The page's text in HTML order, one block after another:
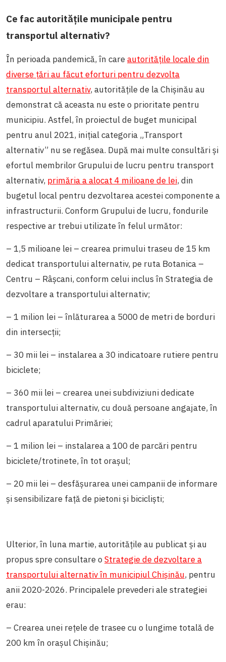
Ce fac autoritățile municipale pentru
transportul alternativ?
În perioada pandemică, în careautoritățile locale din
diverse țări au făcut eforturi pentru dezvolta
transportul alternativ, autoritățile de la Chișinău au
demonstrat că aceasta nu este o prioritate pentru
municipiu. Astfel, în proiectul de buget municipal
pentru anul 2021, inițial categoria „Transport
alternativ” nu se regăsea. După mai multe consultări și
efortul membrilor Grupului de lucru pentru transport
alternativ, primăria a alocat 4 milioane de lei, din
bugetul local pentru dezvoltarea acestei componente a
infrastructurii. Conform Grupului de lucru, fondurile
respective ar trebui utilizate în felul următor:
– 1,5 milioane lei – crearea primului traseu de 15 km
dedicat transportului alternativ, pe ruta Botanica –
Centru – Râșcani, conform celui inclus în Strategia de
dezvoltare a transportului alternativ;
– 1 milion lei – înlăturarea a 5000 de metri de borduri
din intersecții;
– 30 mii lei – instalarea a 30 indicatoare rutiere pentru
biciclete;
– 360 mii lei – crearea unei subdiviziuni dedicate
transportului alternativ, cu două persoane angajate, în
cadrul aparatului Primăriei;
– 1 milion lei – instalarea a 100 de parcări pentru
biciclete/trotinete, în tot orașul;
– 20 mii lei – desfășurarea unei campanii de informare
și sensibilizare față de pietoni și bicicliști;
Ulterior, în luna martie, autoritățile au publicat și au
propus spre consultare oStrategie de dezvoltare a
transportului alternativ în municipiul Chișinău, pentru
anii 2020-2026. Principalele prevederi ale strategiei
erau:
– Crearea unei rețele de trasee cu o lungime totală de
200 km în orașul Chișinău;